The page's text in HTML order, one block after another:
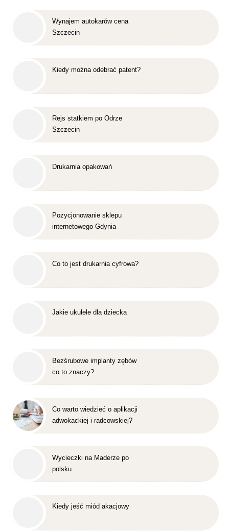
Wynajem autokarów cena
Szczecin
Kiedy można odebrać patent?
Rejs statkiem po Odrze
Szczecin
Drukarnia opakowań
Pozycjonowanie sklepu
internetowego Gdynia
Co to jest drukarnia cyfrowa?
Jakie ukulele dla dziecka
Bezśrubowe implanty zębów
co to znaczy?
Co warto wiedzieć o aplikacji
adwokackiej i radcowskiej?
Wycieczki na Maderze po
polsku
Kiedy jeść miód akacjowy